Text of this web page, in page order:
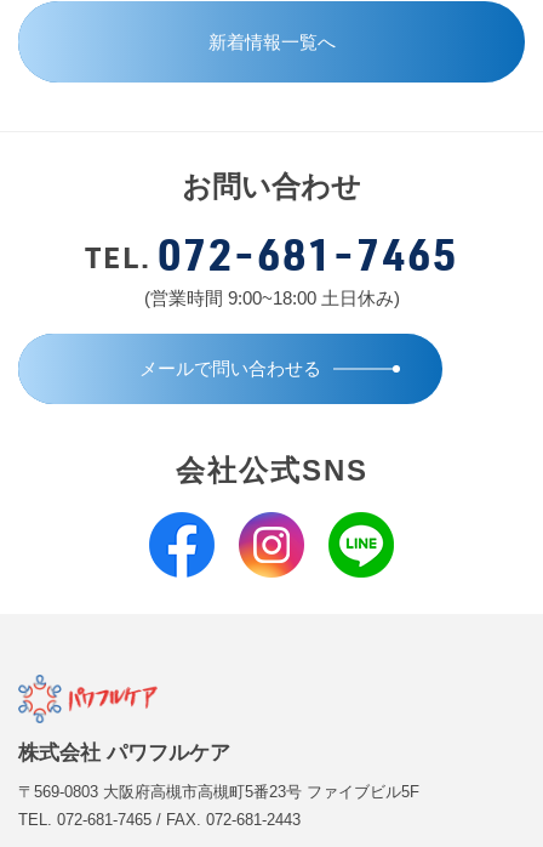
新着情報一覧へ
お問い合わせ
TEL. 072-681-7465
(営業時間 9:00~18:00 土日休み)
メールで問い合わせる
会社公式SNS
株式会社 パワフルケア
〒569-0803 大阪府高槻市高槻町5番23号 ファイブビル5F
TEL. 072-681-7465 / FAX. 072-681-2443